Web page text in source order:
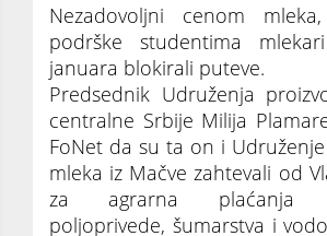
Nezadovoljni cenom
podrške studentima
januara blokirali puteve.
Predsednik Udruženja
centralne Srbije Milija
FoNet da su ta on i
mleka iz Mačve zahtevali od
za agrarna plaćanja
poljoprivede, šumarstva i